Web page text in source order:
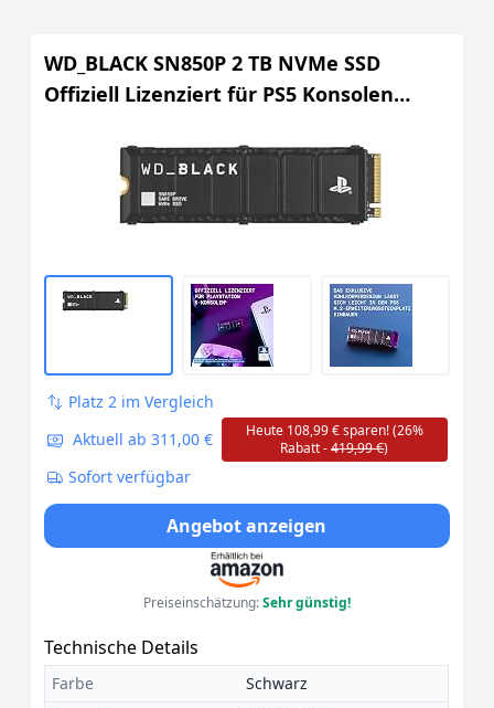
WD_BLACK SN850P 2 TB NVMe SSD
Offiziell Lizenziert für PS5 Konsolen
Kühlkörper; PCIe Gen4 Technologie, bis
zu 7.300 MB/s Lesen, M.2 2280)
Platz 2 im Vergleich
Aktuell ab 311,00 €
Heute 108,99 € sparen! (26%
Rabatt -419,99 €)
Sofort verfügbar
Angebot anzeigen
Preiseinschätzung:Sehr günstig!
Technische Details
Farbe
Schwarz